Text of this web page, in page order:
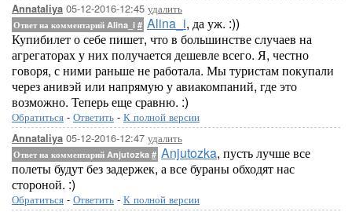
Annataliya 05-12-2016-12:45 удалить
Ответ на комментарий Alina_i # Alina_i, да уж. :))
Купибилет о себе пишет, что в большинстве случаев на
агрегаторах у них получается дешевле всего. Я, честно
говоря, с ними раньше не работала. Мы туристам покупали
через анивэй или напрямую у авиакомпаний, где это
возможно. Теперь еще сравню. :)
Обратиться - Ответить - К полной версии
Annataliya 05-12-2016-12:47 удалить
Ответ на комментарий Anjutozka # Anjutozka, пусть лучше все
полеты будут без задержек, а все бураны обходят нас
стороной. :)
Обратиться - Ответить - К полной версии